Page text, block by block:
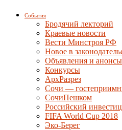
События
Бродячий лекторий
Краевые новости
Вести Минстроя РФ
Новое в
Объявления и анонсы
Конкурсы
АрхРазрез
Сочи —
СочиПешком
Российский
FIFA World Cup 2018
Эко-Берег